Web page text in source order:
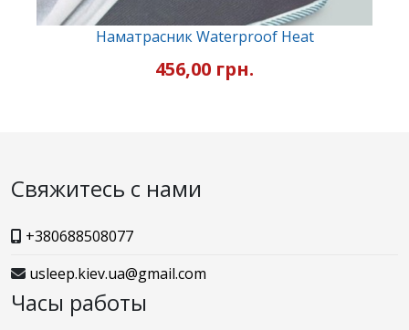
Наматрасник Waterproof Heat
456,00 грн.
Свяжитесь с нами
+380688508077
usleep.kiev.ua@gmail.com
Часы работы